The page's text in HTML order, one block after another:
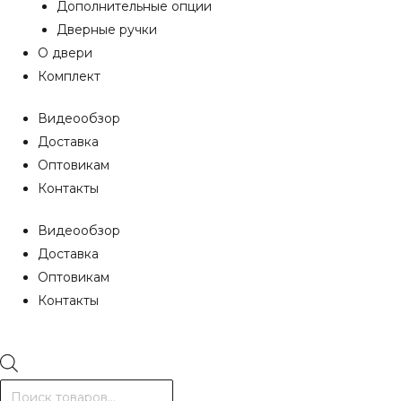
Дополнительные опции
Дверные ручки
О двери
Комплект
Видеообзор
Доставка
Оптовикам
Контакты
Видеообзор
Доставка
Оптовикам
Контакты
Поиск